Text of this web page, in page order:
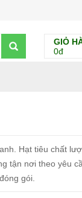
GIỎ
0đ
Hạt tiêu chất
tận nơi theo yêu
gói.